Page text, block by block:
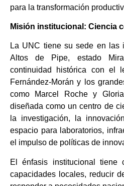
para la transformación
Misión institucional: Ciencia
La UNC tiene su sede en las
Altos de Pipe, estado
continuidad histórica con el
Fernández-Morán y los
como Marcel Roche y
diseñada como un centro de
la investigación, la
espacio para laboratorios,
el impulso de políticas de
El énfasis institucional tiene
capacidades locales, reducir